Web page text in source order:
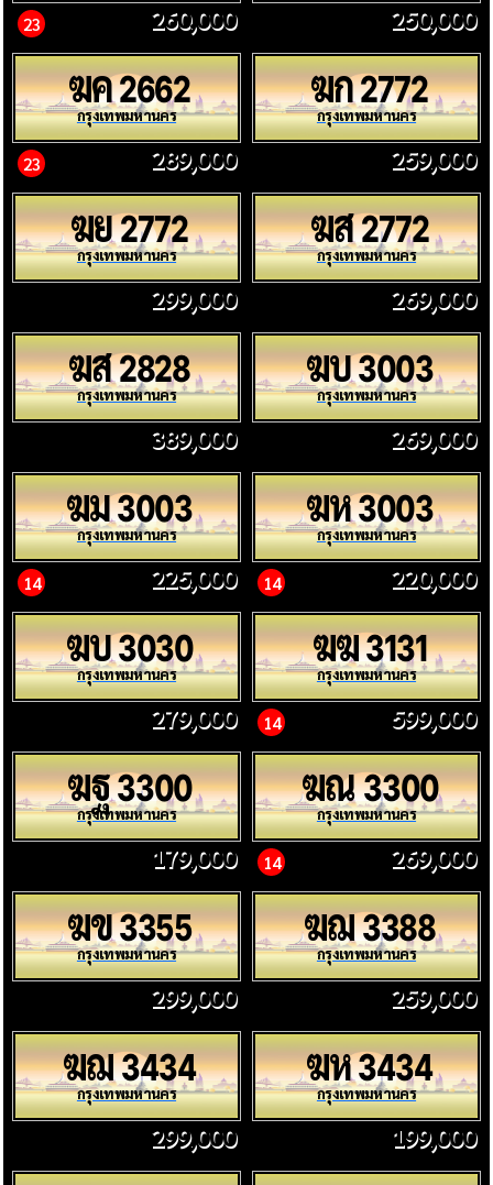
23 260,000 250,000
ฆค2662
กรุงเทพมหานคร
23 289,000
ฆก2772
กรุงเทพมหานคร
259,000
ฆย2772
กรุงเทพมหานคร
299,000
ฆส2772
กรุงเทพมหานคร
269,000
ฆส2828
กรุงเทพมหานคร
389,000
ฆบ3003
กรุงเทพมหานคร
269,000
ฆม3003
กรุงเทพมหานคร
14 225,000
ฆห3003
กรุงเทพมหานคร
14 220,000
ฆบ3030
กรุงเทพมหานคร
279,000
ฆฆ3131
กรุงเทพมหานคร
14 599,000
ฆฐ3300
กรุงเทพมหานคร
179,000
ฆณ 3300
กรุงเทพมหานคร
14 269,000
ฆข3355
กรุงเทพมหานคร
299,000
ฆฌ3388
กรุงเทพมหานคร
259,000
ฆฌ 3434
กรุงเทพมหานคร
299,000
ฆห3434
กรุงเทพมหานคร
199,000